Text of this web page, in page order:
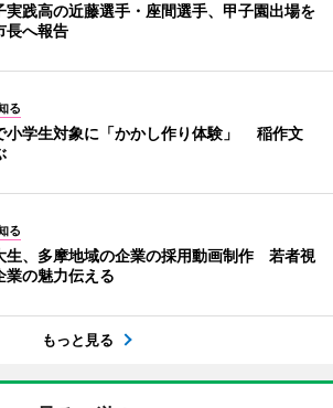
実践高の近藤選手・座間選手、甲子園出場を
長へ報告
る
小学生対象に「かかし作り体験」 稲作文
る
生、多摩地域の企業の採用動画制作 若者視
業の魅力伝える
もっと見る